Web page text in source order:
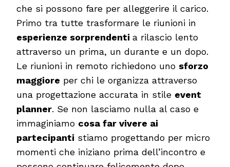
che si possono fare per alleggerire il carico.
Primo tra tutte trasformare le riunioni in
esperienze sorprendenti a rilascio lento
attraverso un prima, un durante e un dopo.
Le riunioni in remoto richiedono uno sforzo
maggiore per chi le organizza attraverso
una progettazione accurata in stile event
planner. Se non lasciamo nulla al caso e
immaginiamo cosa far vivere ai
partecipanti stiamo progettando per micro
momenti che iniziano prima dell’incontro e